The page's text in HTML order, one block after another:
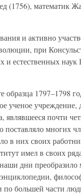
(1756), математик
и активно
при
естественных наук
1797–1798
ученое учреждение,
являвшееся почти
многих
в них своих
имел в своих
дни
энциклопедии,
большей части